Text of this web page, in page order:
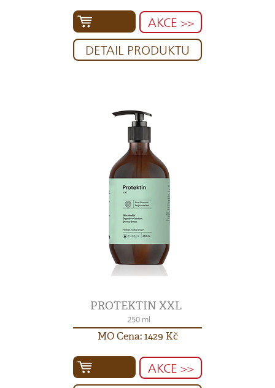
AKCE >>
DETAIL PRODUKTU
PROTEKTIN XXL
250 ml
MO Cena: 1429 Kč
AKCE >>